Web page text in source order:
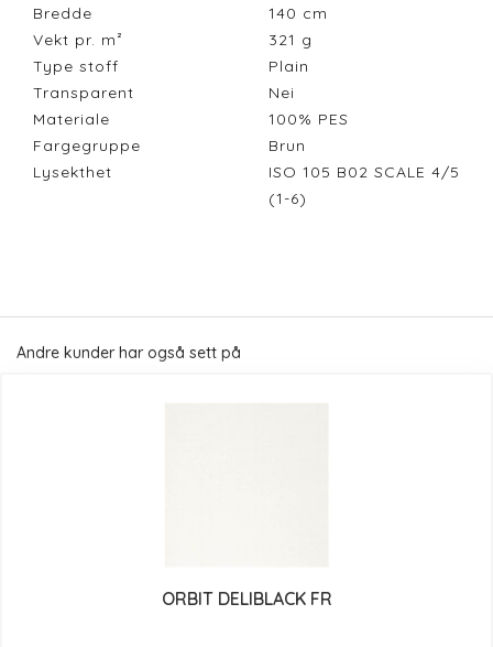
Bredde 140 cm
Vekt pr. m²
321 g
Type stoff
Plain
Transparent
Nei
Materiale
100% PES
Fargegruppe
Brun
Lysekthet
ISO 105 B02 SCALE 4/5
(1-6)
Andre kunder har også sett på
ORBIT DELIBLACK FR